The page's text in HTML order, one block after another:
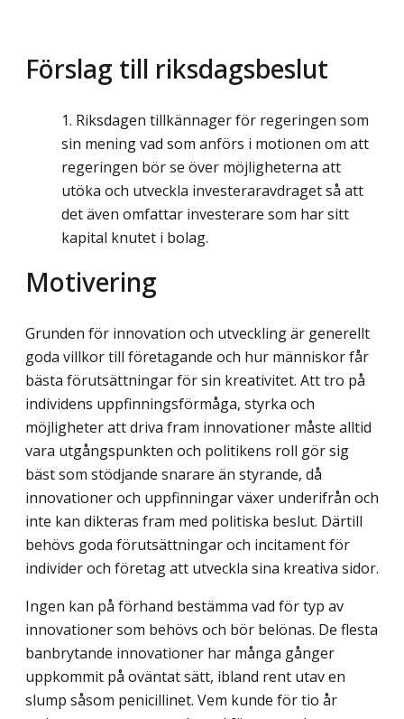
Förslag till riksdagsbeslut
Riksdagen tillkännager för regeringen som
sin mening vad som anförs i motionen om att
regeringen bör se över möjligheterna att
utöka och utveckla investeraravdraget så att
det även omfattar investerare som har sitt
kapital knutet i bolag.
Motivering
Grunden för innovation och utveckling är generellt
goda villkor till företagande och hur människor får
bästa förutsättningar för sin kreativitet. Att tro på
individens uppfinningsförmåga, styrka och
möjligheter att driva fram innovationer måste alltid
vara utgångspunkten och politikens roll gör sig
bäst som stödjande snarare än styrande, då
innovationer och uppfinningar växer underifrån och
inte kan dikteras fram med politiska beslut. Därtill
behövs goda förutsättningar och incitament för
individer och företag att utveckla sina kreativa sidor.
Ingen kan på förhand bestämma vad för typ av
innovationer som behövs och bör belönas. De flesta
banbrytande innovationer har många gånger
uppkommit på oväntat sätt, ibland rent utav en
slump såsom penicillinet. Vem kunde för tio år